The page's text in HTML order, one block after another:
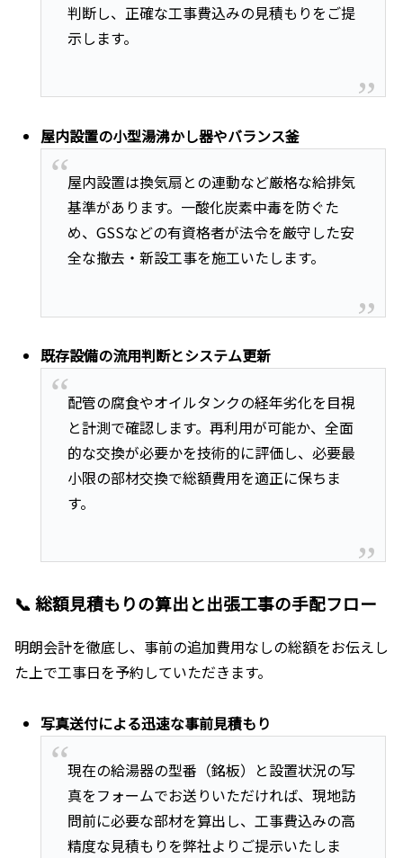
判断し、正確な工事費込みの見積もりをご提
示します。
屋内設置の小型湯沸かし器やバランス釜
屋内設置は換気扇との連動など厳格な給排気
基準があります。一酸化炭素中毒を防ぐた
め、GSSなどの有資格者が法令を厳守した安
全な撤去・新設工事を施工いたします。
既存設備の流用判断とシステム更新
配管の腐食やオイルタンクの経年劣化を目視
と計測で確認します。再利用が可能か、全面
的な交換が必要かを技術的に評価し、必要最
小限の部材交換で総額費用を適正に保ちま
す。
📞 総額見積もりの算出と出張工事の手配フロー
明朗会計を徹底し、事前の追加費用なしの総額をお伝えし
た上で工事日を予約していただきます。
写真送付による迅速な事前見積もり
現在の給湯器の型番（銘板）と設置状況の写
真をフォームでお送りいただければ、現地訪
問前に必要な部材を算出し、工事費込みの高
精度な見積もりを弊社よりご提示いたしま